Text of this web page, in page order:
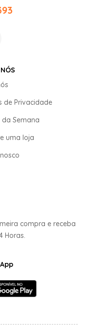
de Privacidade
Semana
uma loja
compra e receba
Horas.